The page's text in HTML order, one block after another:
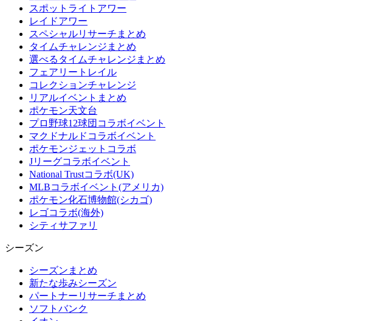
スポットライトアワー
レイドアワー
スペシャルリサーチまとめ
タイムチャレンジまとめ
選べるタイムチャレンジまとめ
フェアリートレイル
コレクションチャレンジ
リアルイベントまとめ
ポケモン天文台
プロ野球12球団コラボイベント
マクドナルドコラボイベント
ポケモンジェットコラボ
Jリーグコラボイベント
National Trustコラボ(UK)
MLBコラボイベント(アメリカ)
ポケモン化石博物館(シカゴ)
レゴコラボ(海外)
シティサファリ
シーズン
シーズンまとめ
新たな歩みシーズン
パートナーリサーチまとめ
ソフトバンク